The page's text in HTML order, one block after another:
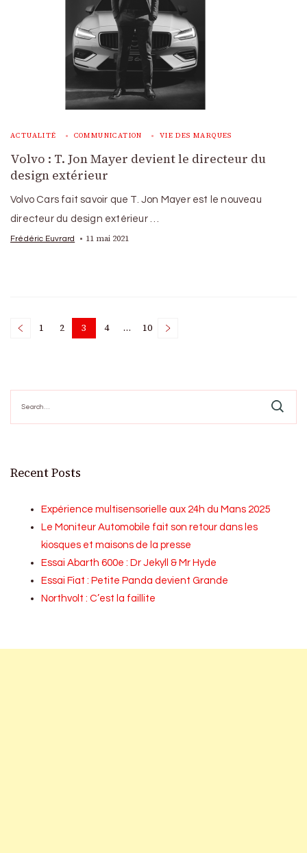
ACTUALITÉ COMMUNICATION VIE DES MARQUES
Volvo : T. Jon Mayer devient le directeur du
design extérieur
Volvo Cars fait savoir que T. Jon Mayer est le nouveau
directeur du design extérieur …
Frédéric Euvrard 11 mai 2021
Posts
Page
1 Page
2 Page
3 Page
4 … Page
10
for:
Recent Posts
Expérience multisensorielle aux 24h du Mans 2025
Le Moniteur Automobile fait son retour dans les
kiosques et maisons de la presse
Essai Abarth 600e : Dr Jekyll & Mr Hyde
Essai Fiat : Petite Panda devient Grande
Northvolt : C’est la faillite